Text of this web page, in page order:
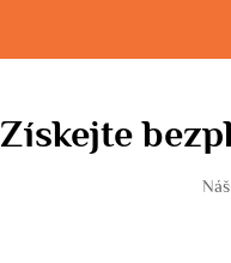
Získejte